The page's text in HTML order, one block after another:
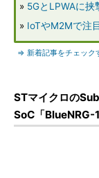
» 5GとLPWAに
» IoTやM2Mで注
⇒ 新着記事をチェック
STマイクロの
SoC「BlueNRG-